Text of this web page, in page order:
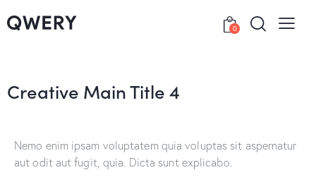
0
Creative Main Title 4
Nemo enim ipsam voluptatem quia voluptas sit aspernatur
aut odit aut fugit, quia. Dicta sunt explicabo.